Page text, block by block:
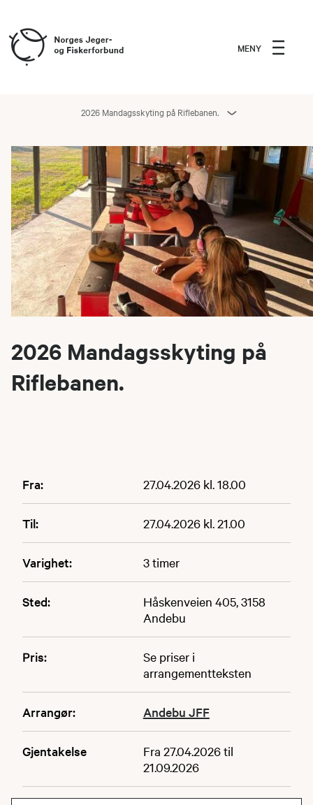
MENY
2026 Mandagsskyting på Riflebanen.
2026 Mandagsskyting på
Riflebanen.
Fra: 27.04.2026 kl. 18.00
Til: 27.04.2026 kl. 21.00
Varighet: 3 timer
Sted:
Håskenveien 405, 3158
Andebu
Pris:
Se priser i
arrangementteksten
Arrangør: Andebu JFF
Gjentakelse
Fra 27.04.2026 til
21.09.2026